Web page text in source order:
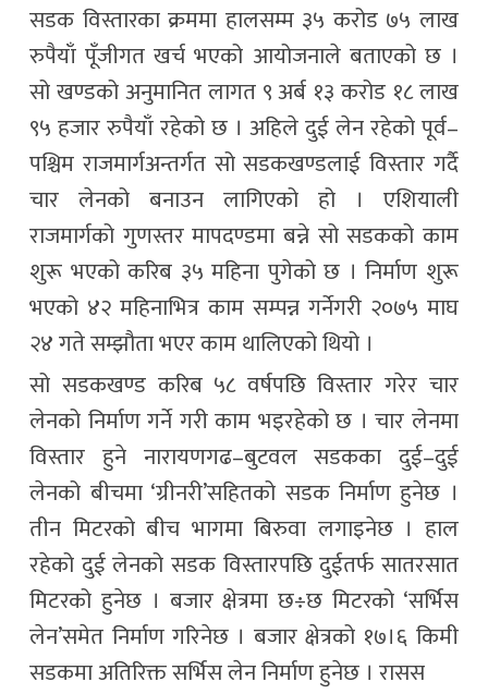
सडक विस्तारका क्रममा हालसम्म ३५ करोड ७५ लाख
रुपैयाँ पूँजीगत खर्च भएको आयोजनाले बताएको छ ।
सो खण्डको अनुमानित लागत ९ अर्ब १३ करोड १८ लाख
९५ हजार रुपैयाँ रहेको छ । अहिले दुई लेन रहेको पूर्व–
पश्चिम राजमार्गअन्तर्गत सो सडकखण्डलाई विस्तार गर्दै
चार लेनको बनाउन लागिएको हो । एशियाली
राजमार्गको गुणस्तर मापदण्डमा बन्ने सो सडकको काम
शुरू भएको करिब ३५ महिना पुगेको छ । निर्माण शुरू
भएको ४२ महिनाभित्र काम सम्पन्न गर्नेगरी २०७५ माघ
२४ गते सम्झौता भएर काम थालिएको थियो ।
सो सडकखण्ड करिब ५८ वर्षपछि विस्तार गरेर चार
लेनको निर्माण गर्ने गरी काम भइरहेको छ । चार लेनमा
विस्तार हुने नारायणगढ–बुटवल सडकका दुई–दुई
लेनको बीचमा ‘ग्रीनरी’सहितको सडक निर्माण हुनेछ ।
तीन मिटरको बीच भागमा बिरुवा लगाइनेछ । हाल
रहेको दुई लेनको सडक विस्तारपछि दुईतर्फ सातरसात
मिटरको हुनेछ । बजार क्षेत्रमा छ÷छ मिटरको ‘सर्भिस
लेन’समेत निर्माण गरिनेछ । बजार क्षेत्रको १७।६ किमी
सडकमा अतिरिक्त सर्भिस लेन निर्माण हुनेछ । रासस